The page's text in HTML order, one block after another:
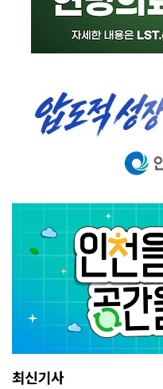
최신기사